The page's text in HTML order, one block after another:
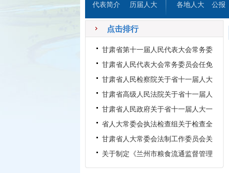
代表简介
历届人大
各地人大
公报
点击排行
甘肃省第十一届人民代表大会常务委
员会第五次会议议程
甘肃省人民代表大会常务委员会任免
名单
甘肃省人民检察院关于省十一届人大
一次会议期间代表建议办理
甘肃省高级人民法院关于省十一届人
大一次会议期间代表建议办
甘肃省人民政府关于省十一届人大一
次会议期间代表建议办理情
省人大常委会执法检查组关于检查全
省实施科技进步和科技成果
甘肃省人大常委会法制工作委员会关
于对《兰州市粮食流通监督
关于制定《兰州市粮食流通监督管理
条例》的说明